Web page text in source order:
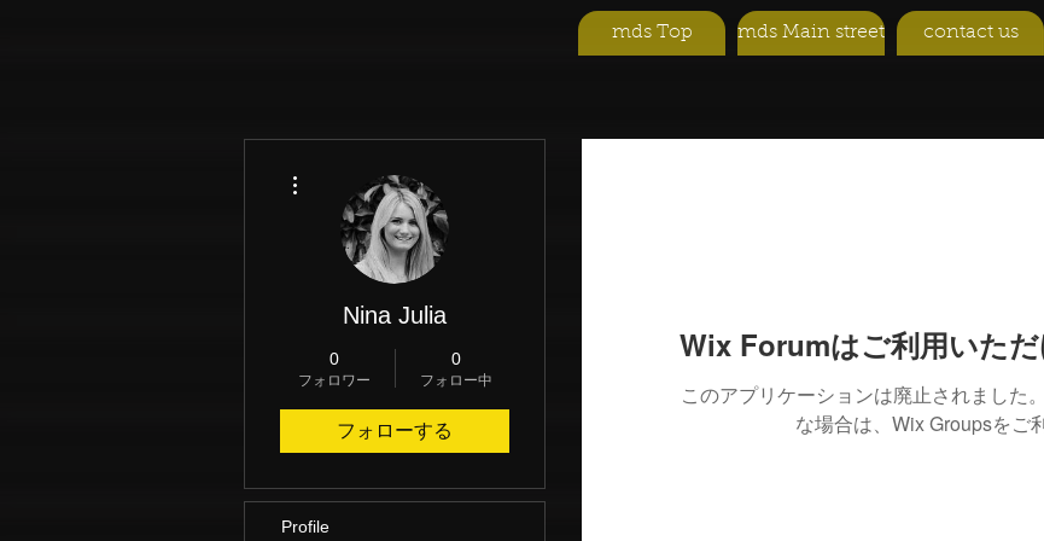
mds Top mds Main street contact us
Wix Forumはご利用いた
このアプリケーションは廃止されました
な場合は、Wix Groupsをご
Nina Julia
0
フォロワー
0
フォロー中
フォローする
Profile